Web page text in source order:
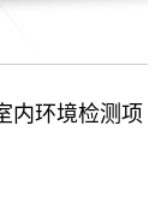
内环境检测项